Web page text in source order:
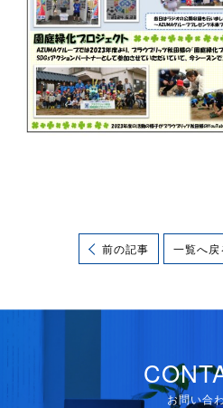
前の記事 一覧へ戻
お問い合